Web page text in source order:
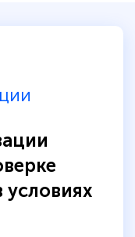
на время
система
условиях